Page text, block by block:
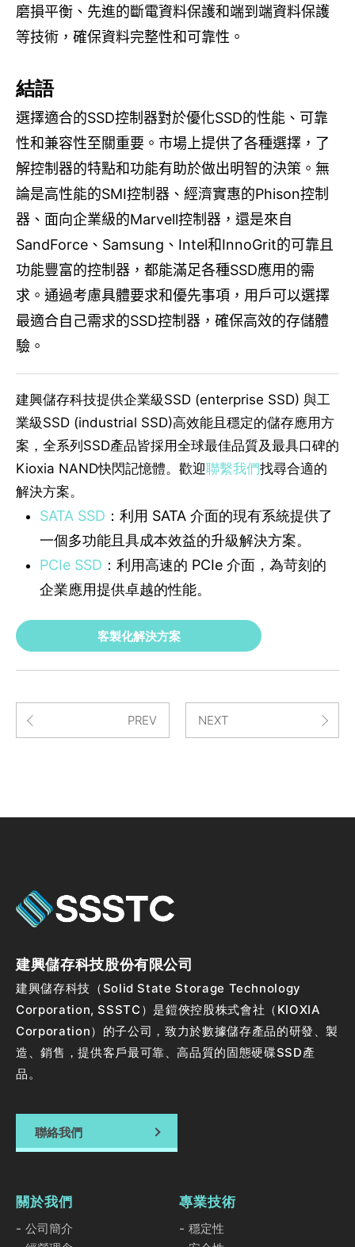
磨損平衡、先進的斷電資料保護和端到端資料保護
等技術，確保資料完整性和可靠性。
結語
選擇適合的SSD控制器對於優化SSD的性能、可靠
性和兼容性至關重要。市場上提供了各種選擇，了
解控制器的特點和功能有助於做出明智的決策。無
論是高性能的SMI控制器、經濟實惠的Phison控制
器、面向企業級的Marvell控制器，還是來自
SandForce 、 Samsung 、 Intel和InnoGrit的可靠且
功能豐富的控制器，都能滿足各種SSD應用的需
求。通過考慮具體要求和優先事項，用戶可以選擇
最適合自己需求的SSD控制器，確保高效的存儲體
驗。
建興儲存科技提供企業級SSD (enterprise SSD) 與工
業級SSD (industrial SSD)高效能且穩定的儲存應用方
案，全系列SSD產品皆採用全球最佳品質及最具口碑的
Kioxia NAND快閃記憶體。歡迎聯繫我們找尋合適的
解決方案。
SATA SSD ：利用 SATA 介面的現有系統提供了
一個多功能且具成本效益的升級解決方案。
PCIe SSD ：利用高速的 PCIe 介面，為苛刻的
企業應用提供卓越的性能。
客製化解決方案
PREV NEXT
建興儲存科技股份有限公司
建興儲存科技（Solid State Storage Technology
Corporation, SSSTC）是鎧俠控股株式會社（KIOXIA
Corporation）的子公司，致力於數據儲存產品的研發、製
造、銷售，提供客戶最可靠、高品質的固態硬碟SSD產
品。
聯絡我們
關於我們
公司簡介
專業技術
穩定性